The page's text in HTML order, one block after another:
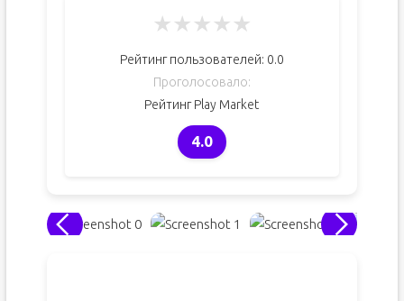
★★★★★
Рейтинг пользователей: 0.0
Проголосовало:
Рейтинг Play Market
4.0